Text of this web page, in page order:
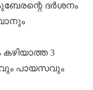
ദർശനം
3
പായസവും